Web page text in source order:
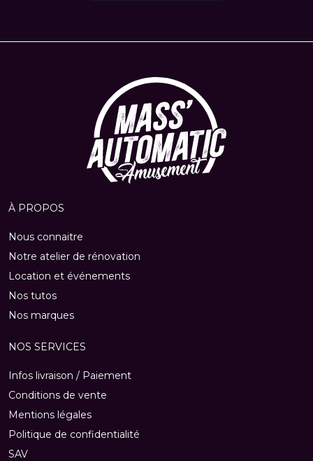
À PROPOS
Nous connaitre
Notre atelier de rénovation
Location et événements
Nos tutos
Nos marques
NOS SERVICES
Infos livraison / Paiement
Conditions de vente
Mentions légales
Politique de confidentialité
SAV